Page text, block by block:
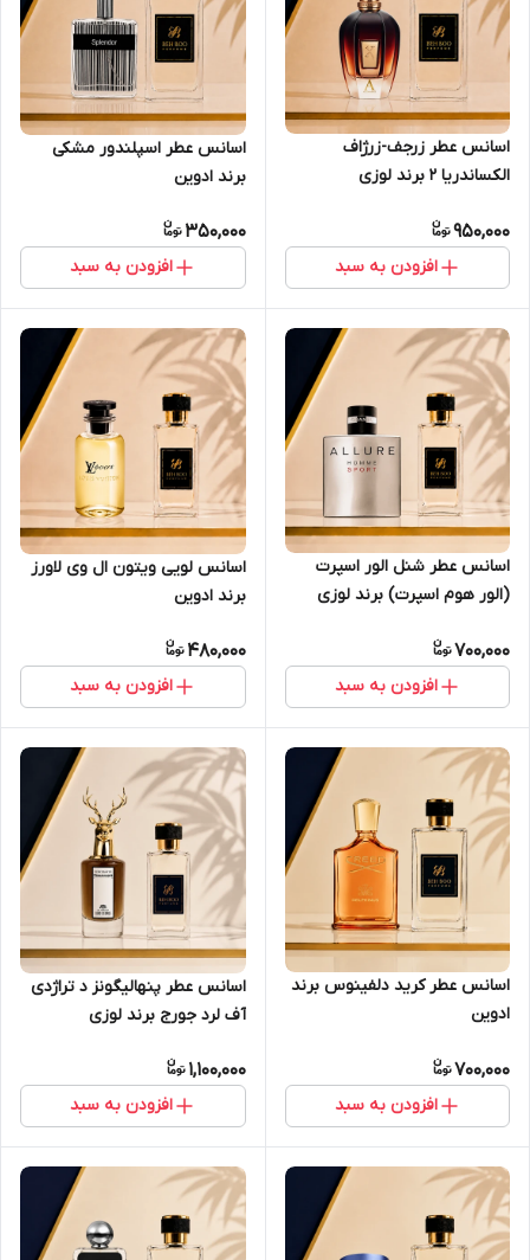
اسانس عطر زرجف-زرژاف
الکساندریا 2 برند لوزی
950,000
افزودن به سبد
اسانس عطر اسپلندور مشکی
برند ادوین
350,000
افزودن به سبد
اسانس عطر شنل الور اسپرت
(الور هوم اسپرت) برند لوزی
700,000
افزودن به سبد
اسانس لویی ویتون ال وی لاورز
برند ادوین
480,000
افزودن به سبد
اسانس عطر کرید دلفینوس برند
ادوین
700,000
افزودن به سبد
اسانس عطر پنهالیگونز د تراژدی
آف لرد جورج برند لوزی
1,100,000
افزودن به سبد